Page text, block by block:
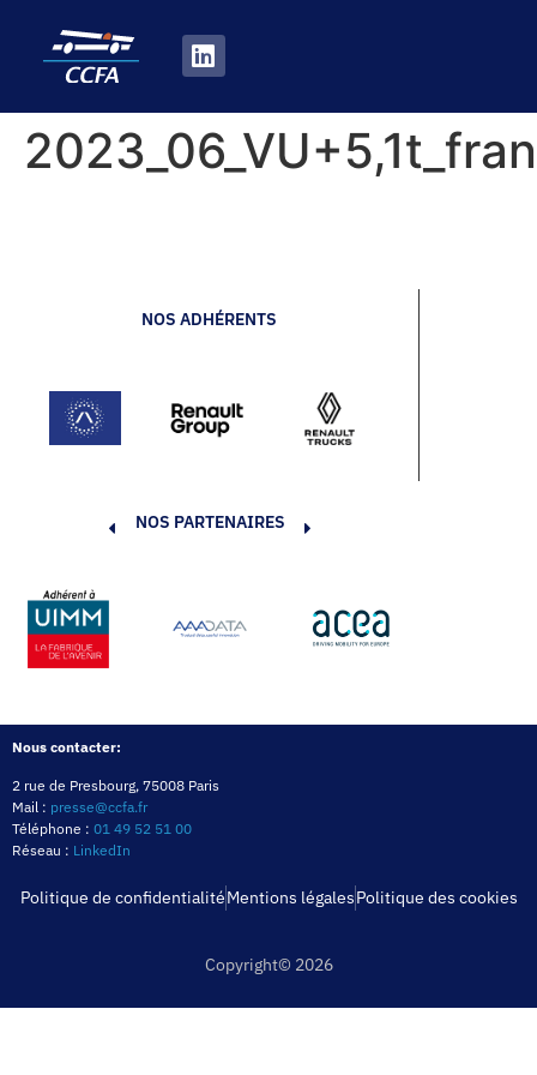
NOS ADHÉRENTS
NOS PARTENAIRES
Nous contacter:
2 rue de Presbourg, 75008 Paris
Mail : presse@ccfa.fr
Téléphone : 01 49 52 51 00
Réseau : LinkedIn
Politique de confidentialitéMentions légalesPolitique des cookies
Copyright© 2026